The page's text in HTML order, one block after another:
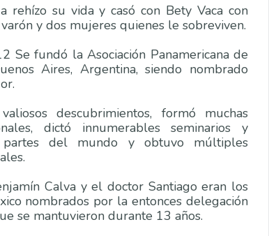
rehízo su vida y casó con Bety Vaca con
y dos mujeres quienes le sobreviven.
Se fundó la Asociación Panamericana de
Aires, Argentina, siendo nombrado
descubrimientos, formó muchas
dictó innumerables seminarios y
partes del mundo y obtuvo múltiples
Calva y el doctor Santiago eran los
nombrados por la entonces delegación
se mantuvieron durante 13 años.